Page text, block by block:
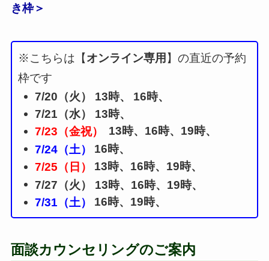
き枠＞
※こちらは【オンライン専用 】の直近の予約
枠です
7/20（火） 13時、
16時、
7/21（水） 13時、
7/23（金祝）
13時、16時、19時、
7/24（土）
16時、
7/25（日）
13時、16時、19時、
7/27（火） 13時、16時、19時、
7/31（土）
16時、19時、
面談カウンセリングのご案内